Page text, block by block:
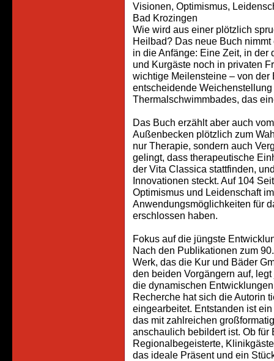
Visionen, Optimismus,
Bad Krozingen
Wie wird aus einer plötzlich
Heilbad? Das neue Buch
in die Anfänge: Eine Zeit, in
und Kurgäste noch in privaten
wichtige Meilensteine – von der
entscheidende
Thermalschwimmbades, das
Das Buch erzählt aber auch
Außenbecken plötzlich zum
nur Therapie, sondern auch
gelingt, dass therapeutische
der Vita Classica stattfinden,
Innovationen steckt. Auf 104
Optimismus und Leidenschaft
Anwendungsmöglichkeiten für
erschlossen haben.
Fokus auf die jüngste
Nach den Publikationen zum
Werk, das die Kur und Bäder
den beiden Vorgängern auf,
die dynamischen
Recherche hat sich die Autorin
eingearbeitet. Entstanden ist
das mit zahlreichen
anschaulich bebildert ist. Ob für
Regionalbegeisterte,
das ideale Präsent und ein